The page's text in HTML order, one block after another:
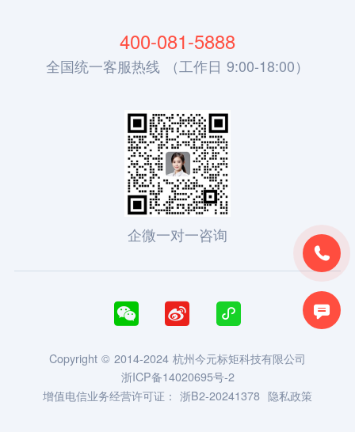


400-081-5888
全国统一客服热线 （工作日 9:00-18:00）
企微一对一咨询
  
Copyright © 2014-2024 杭州今元标矩科技有限公司
浙ICP备14020695号-2
增值电信业务经营许可证： 浙B2-20241378 隐私政策